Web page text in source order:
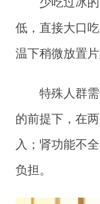
少吃过冰
低，直接大口
温下稍微放置片
特殊人群
的前提下，在
入；肾功能不
负担。